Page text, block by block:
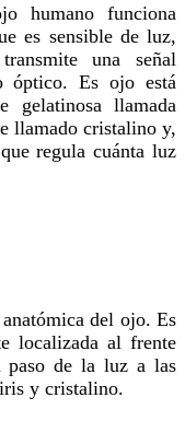
humano funciona
es sensible de luz,
una señal
óptico. Es ojo está
gelatinosa llamada
llamado cristalino y,
regula cuánta luz
del ojo. Es
localizada al frente
paso de la luz a las
y cristalino.